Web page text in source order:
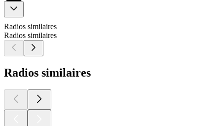
Radios similaires
Radios similaires
Radios similaires